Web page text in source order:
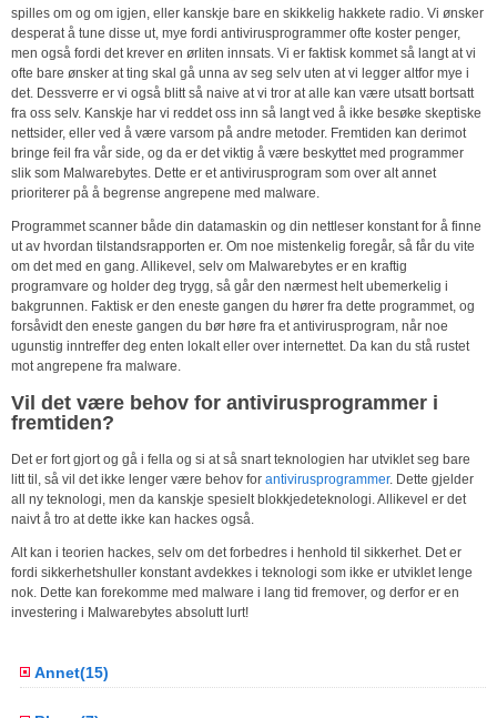
spilles om og om igjen, eller kanskje bare en skikkelig hakkete radio. Vi ønsker
desperat å tune disse ut, mye fordi antivirusprogrammer ofte koster penger,
men også fordi det krever en ørliten innsats. Vi er faktisk kommet så langt at vi
ofte bare ønsker at ting skal gå unna av seg selv uten at vi legger altfor mye i
det. Dessverre er vi også blitt så naive at vi tror at alle kan være utsatt bortsatt
fra oss selv. Kanskje har vi reddet oss inn så langt ved å ikke besøke skeptiske
nettsider, eller ved å være varsom på andre metoder. Fremtiden kan derimot
bringe feil fra vår side, og da er det viktig å være beskyttet med programmer
slik som Malwarebytes. Dette er et antivirusprogram som over alt annet
prioriterer på å begrense angrepene med malware.
Programmet scanner både din datamaskin og din nettleser konstant for å finne
ut av hvordan tilstandsrapporten er. Om noe mistenkelig foregår, så får du vite
om det med en gang. Allikevel, selv om Malwarebytes er en kraftig
programvare og holder deg trygg, så går den nærmest helt ubemerkelig i
bakgrunnen. Faktisk er den eneste gangen du hører fra dette programmet, og
forsåvidt den eneste gangen du bør høre fra et antivirusprogram, når noe
ugunstig inntreffer deg enten lokalt eller over internettet. Da kan du stå rustet
mot angrepene fra malware.
Vil det være behov for antivirusprogrammer i
fremtiden?
Det er fort gjort og gå i fella og si at så snart teknologien har utviklet seg bare
litt til, så vil det ikke lenger være behov for antivirusprogrammer. Dette gjelder
all ny teknologi, men da kanskje spesielt blokkjedeteknologi. Allikevel er det
naivt å tro at dette ikke kan hackes også.
Alt kan i teorien hackes, selv om det forbedres i henhold til sikkerhet. Det er
fordi sikkerhetshuller konstant avdekkes i teknologi som ikke er utviklet lenge
nok. Dette kan forekomme med malware i lang tid fremover, og derfor er en
investering i Malwarebytes absolutt lurt!
Annet(15)